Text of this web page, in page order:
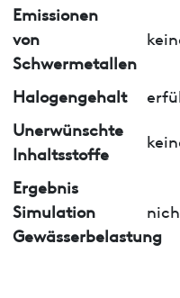
Emissionen
von
Schwermetallen
Halogengehalt
Unerwünschte
Inhaltsstoffe
Ergebnis
Simulation
Gewässerbelastung